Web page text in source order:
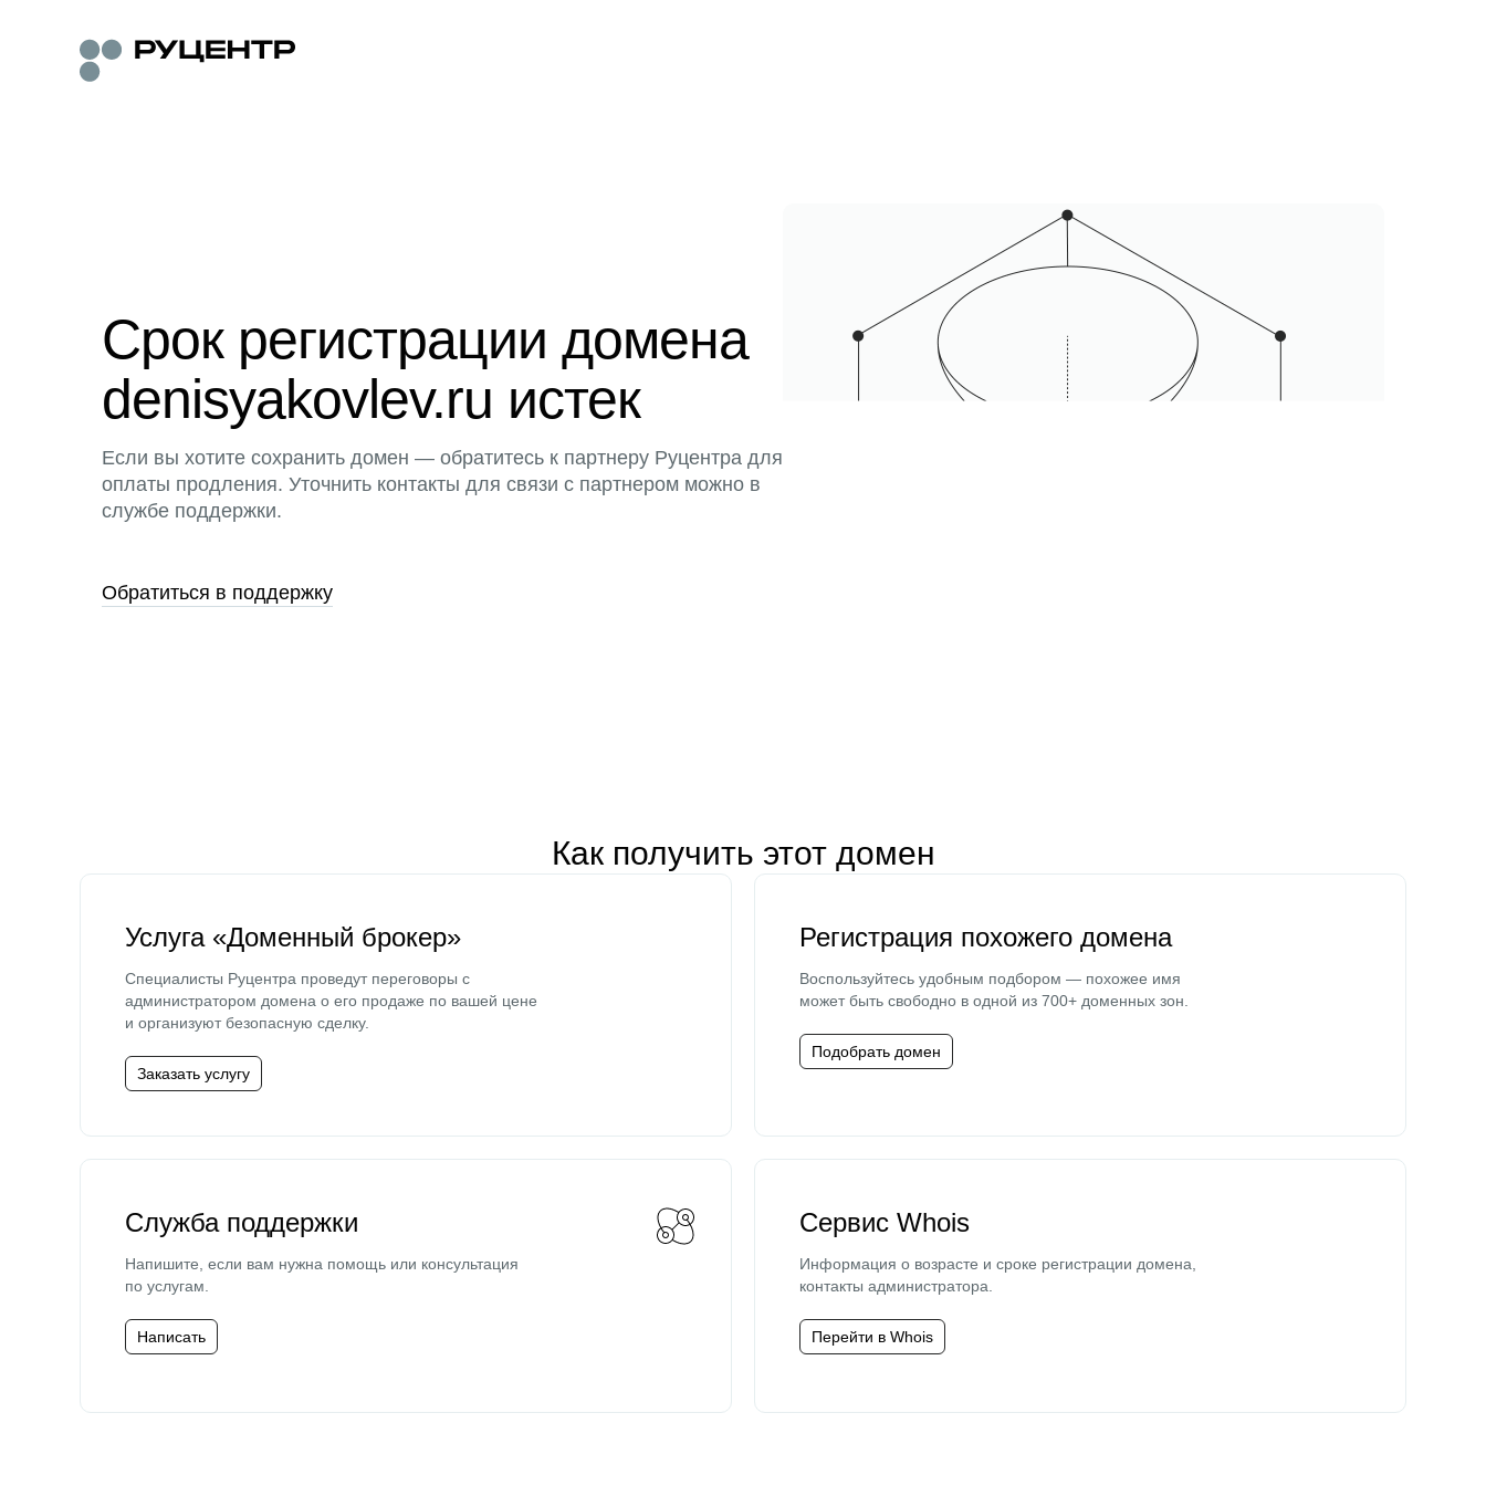
Срок регистрации домена
denisyakovlev.ru истек
Если вы хотите сохранить домен — обратитесь к партнеру Руцентра для
оплаты продления. Уточнить контакты для связи с партнером можно в
службе поддержки.
Обратиться в поддержку
Как получить этот домен
Услуга «Доменный брокер»
Специалисты Руцентра проведут переговоры с
администратором домена о его продаже по вашей цене
и организуют безопасную сделку.
Заказать услугу
Регистрация похожего домена
Воспользуйтесь удобным подбором — похожее имя
может быть свободно в одной из 700+ доменных зон.
Подобрать домен
Служба поддержки
Напишите, если вам нужна помощь или консультация
по услугам.
Написать
Сервис Whois
Информация о возрасте и сроке регистрации домена,
контакты администратора.
Перейти в Whois